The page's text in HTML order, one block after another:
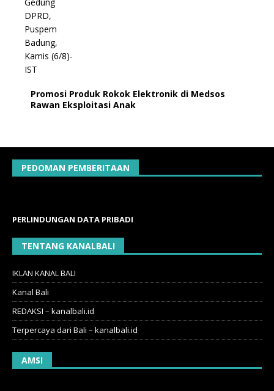
Promosi Produk Rokok Elektronik di Medsos
Rawan Eksploitasi Anak
PEDOMAN PEMBERITAAN
PERLINDUNGAN DATA PRIBADI
TENTANG KANALBALI
IKLAN KANAL BALI
Kanal Bali
REDAKSI – kanalbali.id
Terpercaya dari Bali – kanalbali.id
AMSI